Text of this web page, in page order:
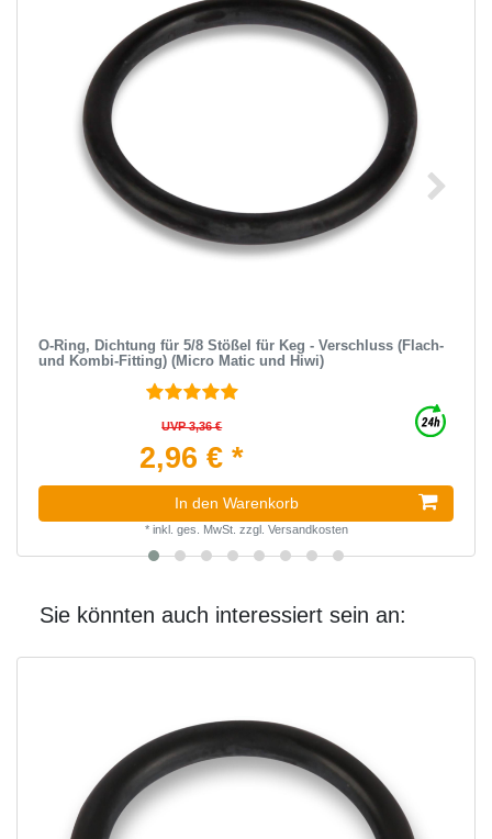
O-Ring, Dichtung für 5/8 Stößel für Keg - Verschluss (Flach-
und Kombi-Fitting) (Micro Matic und Hiwi)
UVP 3,36 €
2,96 € *
In den Warenkorb
* inkl. ges. MwSt. zzgl. Versandkosten
Sie könnten auch interessiert sein an: